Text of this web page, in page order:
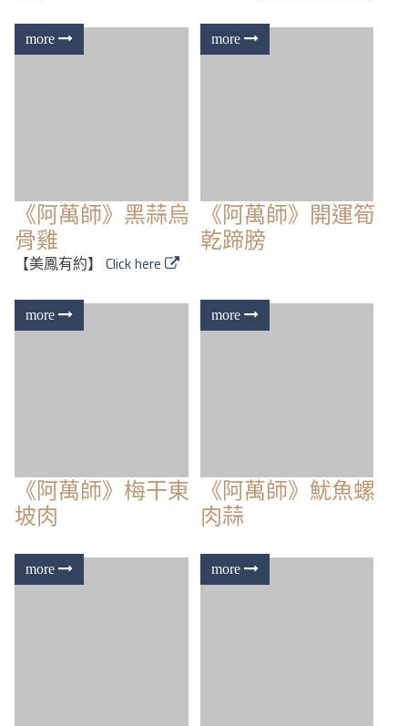
《阿萬師》黑蒜烏
骨雞
【美鳳有約】 Click here
《阿萬師》開運筍
乾蹄膀
《阿萬師》梅干東
坡肉
《阿萬師》魷魚螺
肉蒜